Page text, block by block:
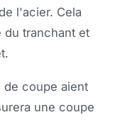
l'acier. Cela
du tranchant et
de coupe aient
une coupe